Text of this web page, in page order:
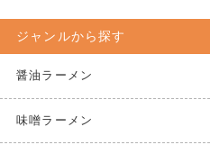
ジャンルから探す
醤油ラーメン
味噌ラーメン